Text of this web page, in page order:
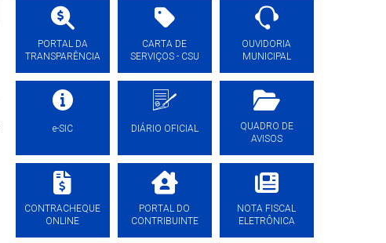
PORTAL DA
TRANSPARÊNCIA
CARTA DE
SERVIÇOS - CSU
OUVIDORIA
MUNICIPAL
e-SIC DIÁRIO OFICIAL
QUADRO DE
AVISOS
CONTRACHEQUE
ONLINE
PORTAL DO
CONTRIBUINTE
NOTA FISCAL
ELETRÔNICA